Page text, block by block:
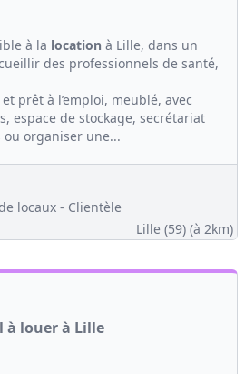
à la location à Lille, dans un
des professionnels de santé,
prêt à l’emploi, meublé, avec
espace de stockage, secrétariat
organiser une...
locaux - Clientèle
Lille (59) (à 2km)
à louer à Lille